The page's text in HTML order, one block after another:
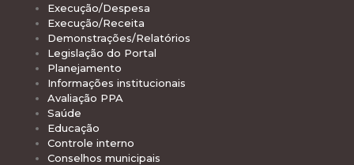
Execução/Despesa
Execução/Receita
Demonstrações/Relatórios
Legislação do Portal
Planejamento
Informações institucionais
Avaliação PPA
Saúde
Educação
Controle interno
Conselhos municipais